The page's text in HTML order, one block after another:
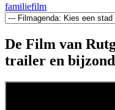
familiefilm
De Film van
trailer en